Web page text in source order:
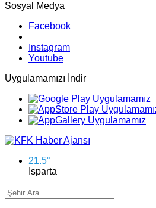
Sosyal Medya
Facebook
Instagram
Youtube
Uygulamamızı İndir
21.5°
Isparta